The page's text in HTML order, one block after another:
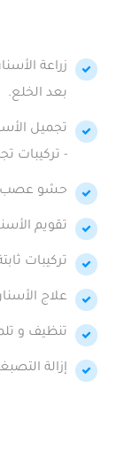
زراعة
بعد الخلع.
تجميل
- تركيبات
حشو عصب -
تقويم
تركيبات
علاج
تنظيف و
إزالة